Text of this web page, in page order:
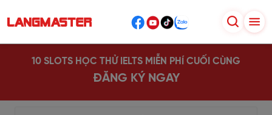
10 SLOTS HỌC THỬ IELTS MIỄN PHÍ CUỐI CÙNG
ĐĂNG KÝ NGAY